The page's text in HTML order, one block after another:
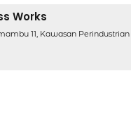
Works
11, Kawasan